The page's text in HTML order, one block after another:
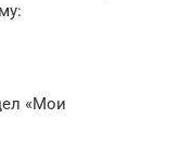
«Мои